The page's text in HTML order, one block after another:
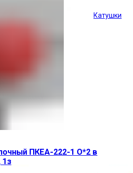
Катушки
ПКЕА-222-1 О*2 в
1з